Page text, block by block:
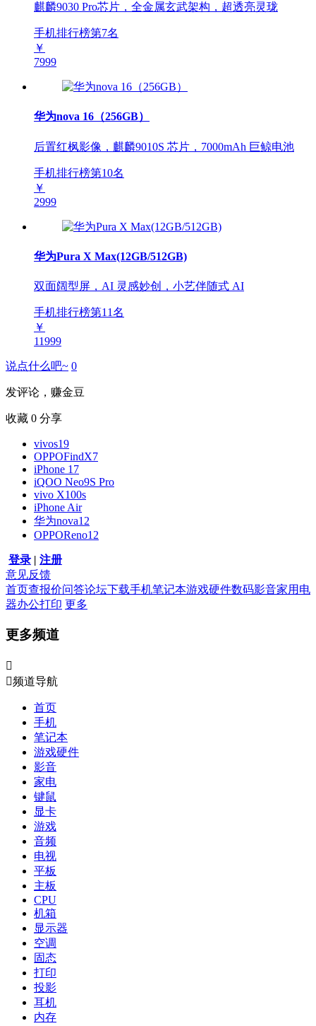
麒麟9030 Pro芯片，全金属玄武架构，超透亮灵珑
手机排行榜第7名
￥
7999
华为nova 16（256GB）
后置红枫影像，麒麟9010S 芯片，7000mAh 巨鲸电池
手机排行榜第10名
￥
2999
华为Pura X Max(12GB/512GB)
双面阔型屏，AI 灵感妙创，小艺伴随式 AI
手机排行榜第11名
￥
11999
说点什么吧~ 0
发评论，赚金豆
收藏 0 分享
vivos19
OPPOFindX7
iPhone 17
iQOO Neo9S Pro
vivo X100s
iPhone Air
华为nova12
OPPOReno12
登录 | 注册
意见反馈
首页查报价问答论坛下载手机笔记本游戏硬件数码影音家用电
器办公打印 更多
更多频道

频道导航
首页
手机
笔记本
游戏硬件
影音
家电
键鼠
显卡
游戏
音频
电视
平板
主板
CPU
机箱
显示器
空调
固态
打印
投影
耳机
内存